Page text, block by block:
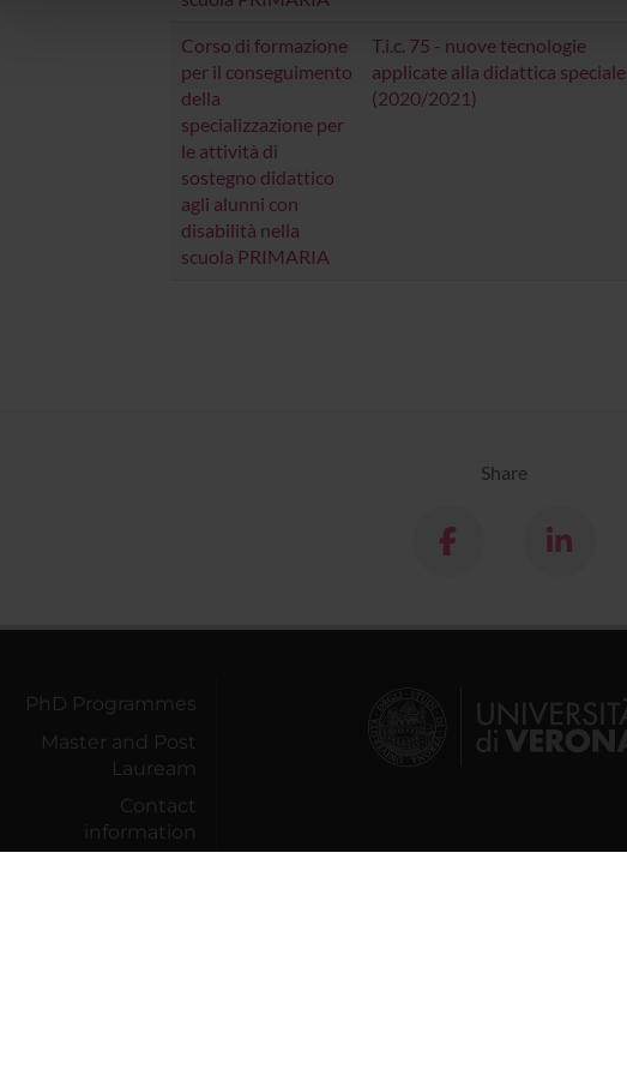
che hanno raccolto dal tuo utilizzo dei loro servizi.
Corso di formazione
per il conseguimento
della
specializzazione per
le attività di
sostegno didattico
agli alunni con
disabilità nella
scuola PRIMARIA
T.i.c. 75 - nuove tecnologie
applicate alla didattica speciale
(2020/2021)
Share
PhD Programmes
Master and Post
Lauream
Contact
information